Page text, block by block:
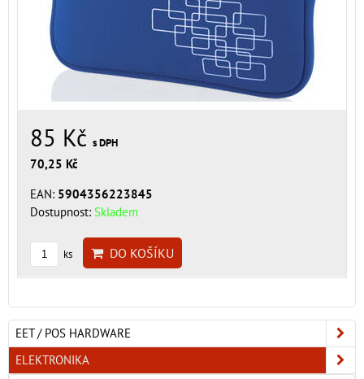
85 Kč s DPH
70,25 Kč
EAN: 5904356223845
Dostupnost: Skladem
ks DO KOŠÍKU
EET / POS HARDWARE
ELEKTRONIKA